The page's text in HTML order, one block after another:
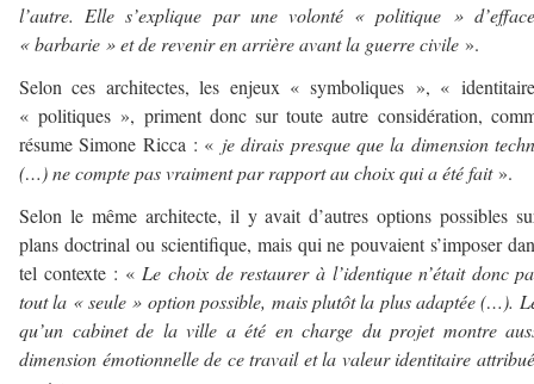
l’autre. Elle s’explique par une volonté « politique »
« barbarie » et de revenir en arrière avant la guerre civile ».
Selon ces architectes, les enjeux « symboliques », «
« politiques », priment donc sur toute autre considération,
résume Simone Ricca : « je dirais presque que la dimension
(…) ne compte pas vraiment par rapport au choix qui a été fait».
Selon le même architecte, il y avait d’autres options possibles
plans doctrinal ou scientifique, mais qui ne pouvaient s’imposer
tel contexte : « Le choix de restaurer à l’identique n’était donc
tout la « seule » option possible, mais plutôt la plus adaptée (…).
qu’un cabinet de la ville a été en charge du projet montre
dimension émotionnelle de ce travail et la valeur identitaire